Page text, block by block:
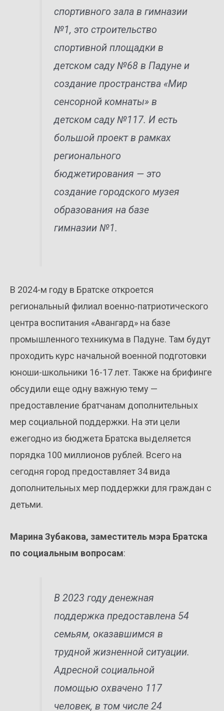
спортивного зала в гимназии
№1, это строительство
спортивной площадки в
детском саду №68 в Падуне и
создание пространства «Мир
сенсорной комнаты» в
детском саду №117. И есть
большой проект в рамках
регионального
бюджетирования — это
создание городского музея
образования на базе
гимназии №1.
В 2024-м году в Братске откроется
региональный филиал военно-патриотического
центра воспитания «Авангард» на базе
промышленного техникума в Падуне. Там будут
проходить курс начальной военной подготовки
юноши-школьники 16-17 лет. Также на брифинге
обсудили еще одну важную тему —
предоставление братчанам дополнительных
мер социальной поддержки. На эти цели
ежегодно из бюджета Братска выделяется
порядка 100 миллионов рублей. Всего на
сегодня город предоставляет 34 вида
дополнительных мер поддержки для граждан с
детьми.
Марина Зубакова, заместитель мэра Братска
по социальным вопросам:
В 2023 году денежная
поддержка предоставлена 54
семьям, оказавшимся в
трудной жизненной ситуации.
Адресной социальной
помощью охвачено 117
человек, в том числе 24